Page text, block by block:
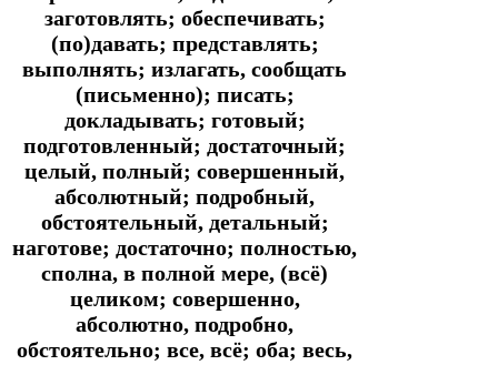
заготовлять; обеспечивать;
(по)давать; представлять;
выполнять; излагать, сообщать
(письменно); писать;
докладывать; готовый;
подготовленный; достаточный;
целый, полный; совершенный,
абсолютный; подробный,
обстоятельный, детальный;
наготове; достаточно; полностью,
сполна, в полной мере, (всё)
целиком; совершенно,
абсолютно, подробно,
обстоятельно; все, всё; оба; весь,